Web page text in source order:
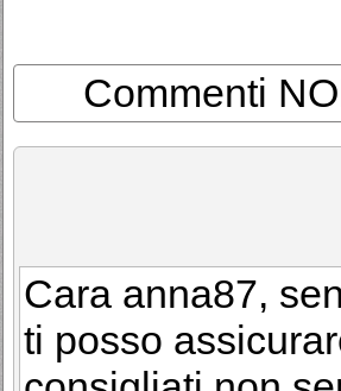
Commenti
Cara anna87,
ti posso